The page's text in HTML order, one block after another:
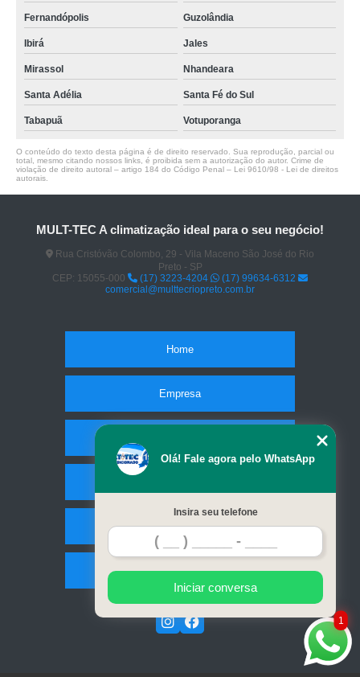
Fernandópolis Guzolândia
Ibirá Jales
Mirassol Nhandeara
Santa Adélia Santa Fé do Sul
Tabapuã Votuporanga
O conteúdo do texto desta página é de direito reservado. Sua reprodução, parcial ou
total, mesmo citando nossos links, é proibida sem a autorização do autor. Crime de
violação de direito autoral – artigo 184 do Código Penal – Lei 9610/98 - Lei de direitos
autorais
MULT-TEC A climatização ideal para o seu negócio!
Rua Cristóvão Colombo, 29 - Vila Maceno São José do Rio
Preto - SP
CEP: 15055-000
(17) 3223-4204
(17) 99634-6312
comercial@multtecriopreto.com.br
Home
Empresa
Contato
Mapa do site
1
Olá! Fale agora pelo WhatsApp
Insira seu telefone
Iniciar conversa